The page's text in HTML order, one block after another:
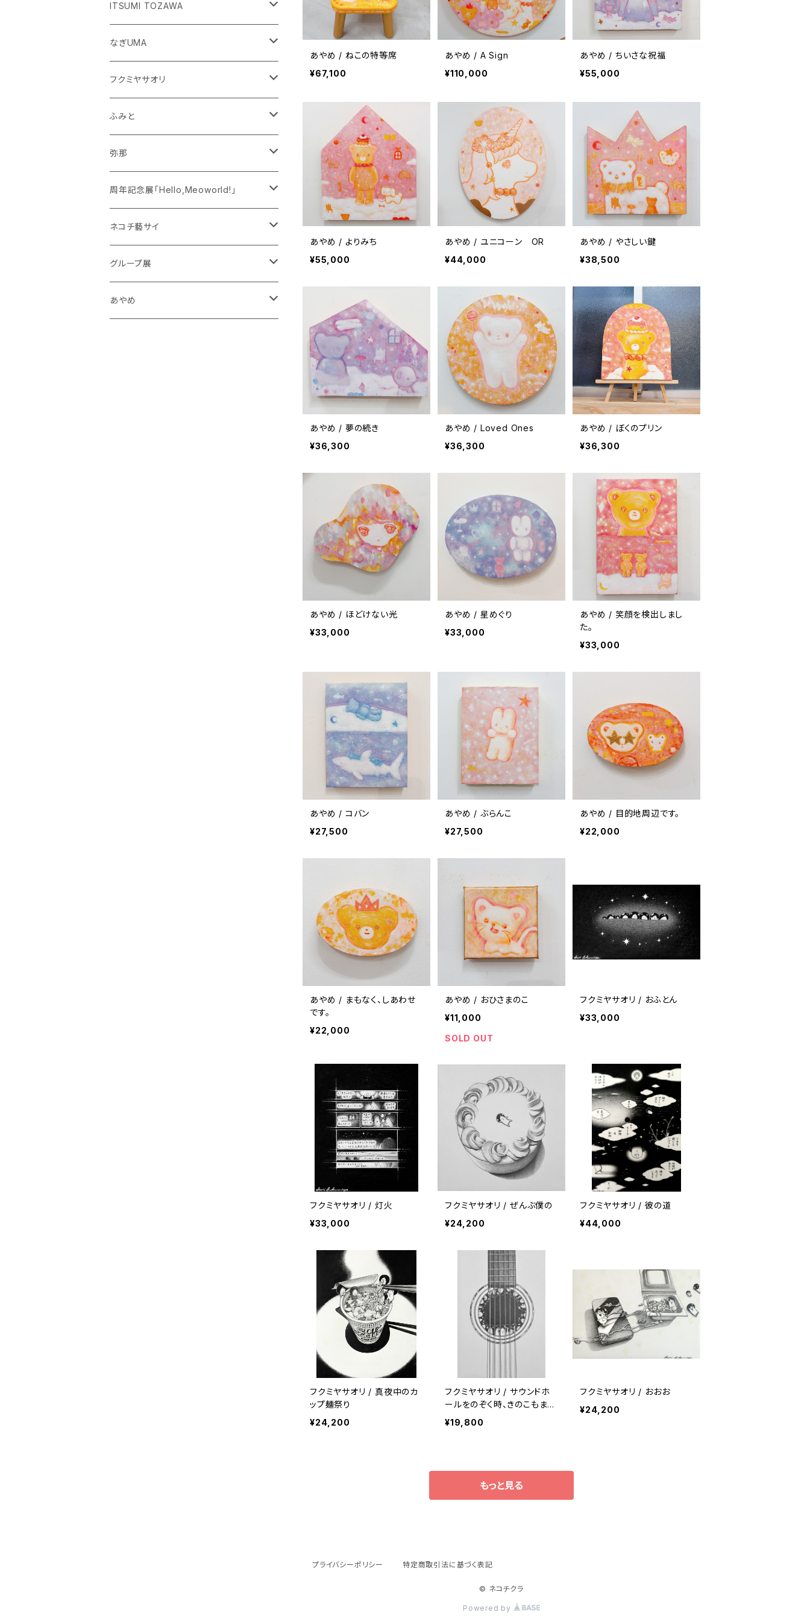
あやめ / ねこの特等席
¥67,100
あやめ / A Sign
¥110,000
あやめ / ちいさな祝福
¥55,000
あやめ / よりみち
¥55,000
あやめ / ユニコーン OR
¥44,000
あやめ / やさしい鍵
¥38,500
あやめ / 夢の続き
¥36,300
あやめ / Loved Ones
¥36,300
あやめ / ぼくのプリン
¥36,300
あやめ / ほどけない光
¥33,000
あやめ / 星めぐり
¥33,000
あやめ / 笑顔を検出しまし
た。
¥33,000
あやめ / コバン
¥27,500
あやめ / ぶらんこ
¥27,500
あやめ / 目的地周辺です。
¥22,000
あやめ / まもなく、しあわせ
です。
¥22,000
あやめ / おひさまのこ
¥11,000
SOLD OUT
フクミヤサオリ / おふとん
¥33,000
フクミヤサオリ / 灯火
¥33,000
フクミヤサオリ / ぜんぶ僕の
¥24,200
フクミヤサオリ / 彼の道
¥44,000
フクミヤサオリ / 真夜中のカ
ップ麺祭り
¥24,200
フクミヤサオリ / サウンドホ
ールをのぞく時、きのこもまた
こちらをのぞいている
¥19,800
フクミヤサオリ / おおお
¥24,200
もっと見る
個展「ぷ→ぺ」
ITSUMI TOZAWA
個展「ゆきよのまれびと。」
なぎUMA
個展「大人になれない。」
フクミヤサオリ
個展「日々」
ふみと
個展「水面下にあるもの」
弥那
個展「秘密のつどい」
周年記念展「Hello,Meoworld!」
1周年記念展「Hello, Meoworld!!」
ネコチ藝サイ
ネコチ藝サイ25
グループ展
個個個展
あやめ
プライバシーポリシー 特定商取引法に基づく表記
© ネコチクラ
Powered by